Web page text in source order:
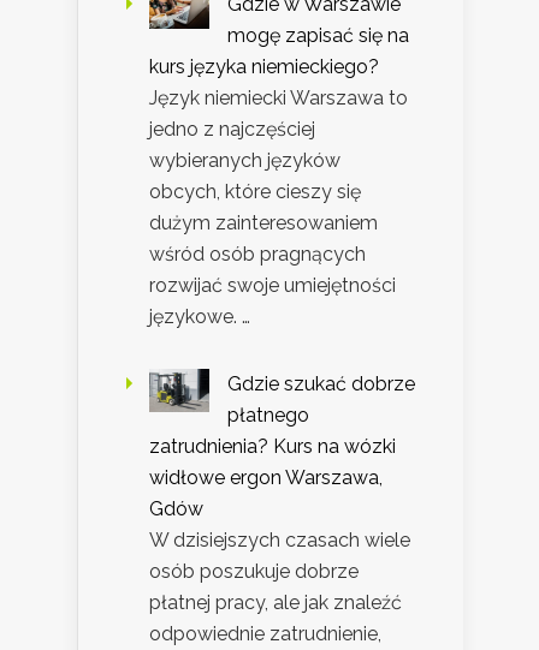
mogę zapisać się na
kurs języka niemieckiego?
Język niemiecki Warszawa to
jedno z najczęściej
wybieranych języków
obcych, które cieszy się
dużym zainteresowaniem
wśród osób pragnących
rozwijać swoje umiejętności
językowe. …
Gdzie szukać dobrze
płatnego
zatrudnienia? Kurs na wózki
widłowe ergon Warszawa,
Gdów
W dzisiejszych czasach wiele
osób poszukuje dobrze
płatnej pracy, ale jak znaleźć
odpowiednie zatrudnienie,